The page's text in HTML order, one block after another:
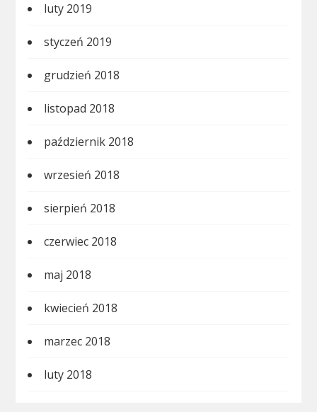
luty 2019
styczeń 2019
grudzień 2018
listopad 2018
październik 2018
wrzesień 2018
sierpień 2018
czerwiec 2018
maj 2018
kwiecień 2018
marzec 2018
luty 2018